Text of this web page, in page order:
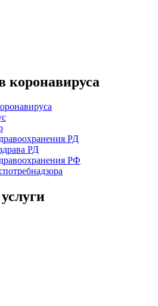
коронавируса
РД
РД
РФ